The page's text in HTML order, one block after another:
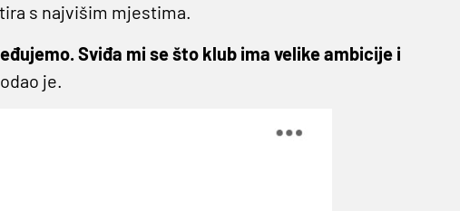
s najvišim mjestima.
Sviđa mi se što klub ima velike ambicije i
je.